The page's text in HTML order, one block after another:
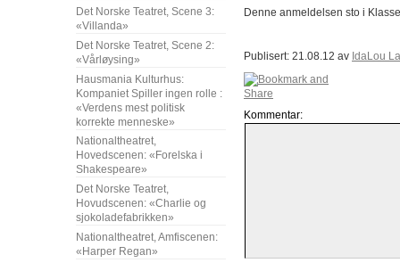
Det Norske Teatret, Scene 3:
«Villanda»
Det Norske Teatret, Scene 2:
«Vårløysing»
Hausmania Kulturhus:
Kompaniet Spiller ingen rolle :
«Verdens mest politisk
korrekte menneske»
Nationaltheatret,
Hovedscenen: «Forelska i
Shakespeare»
Det Norske Teatret,
Hovudscenen: «Charlie og
sjokoladefabrikken»
Nationaltheatret, Amfiscenen:
«Harper Regan»
Denne anmeldelsen sto i
Publisert: 21.08.12 av IdaLou
Kommentar: